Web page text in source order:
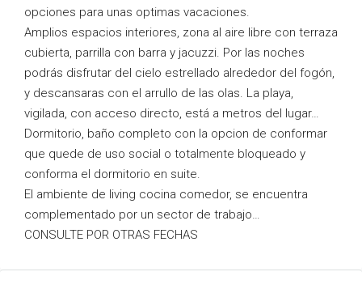
opciones para unas optimas vacaciones.
Amplios espacios interiores, zona al aire libre con terraza
cubierta, parrilla con barra y jacuzzi. Por las noches
podrás disfrutar del cielo estrellado alrededor del fogón,
y descansaras con el arrullo de las olas. La playa,
vigilada, con acceso directo, está a metros del lugar…
Dormitorio, baño completo con la opcion de conformar
que quede de uso social o totalmente bloqueado y
conforma el dormitorio en suite.
El ambiente de living cocina comedor, se encuentra
complementado por un sector de trabajo…
CONSULTE POR OTRAS FECHAS